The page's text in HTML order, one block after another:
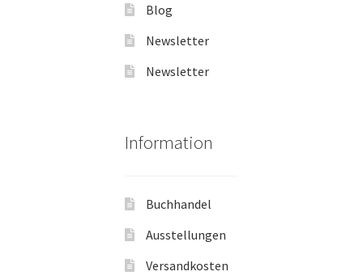
Blog
Newsletter
Newsletter
Information
Buchhandel
Ausstellungen
Versandkosten